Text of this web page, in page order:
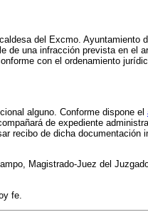
del Excmo. Ayuntamiento
de una infracción prevista en el
con el ordenamiento
alguno. Conforme dispone el
de expediente
recibo de dicha documentación
Magistrado-Juez del
fe.